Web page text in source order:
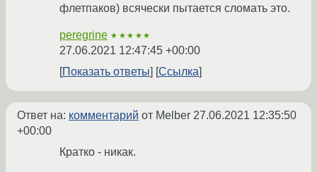
флетпаков) всячески пытается сломать это.
peregrine ★★★★★
27.06.2021 12:47:45 +00:00
Показать ответы
Ссылка
Ответ на: комментарий от Melber 27.06.2021 12:35:50
+00:00
Кратко - никак.